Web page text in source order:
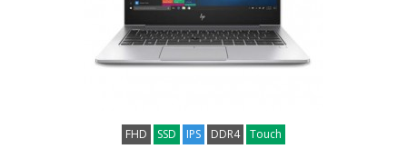
FHD SSD IPS DDR4 Touch